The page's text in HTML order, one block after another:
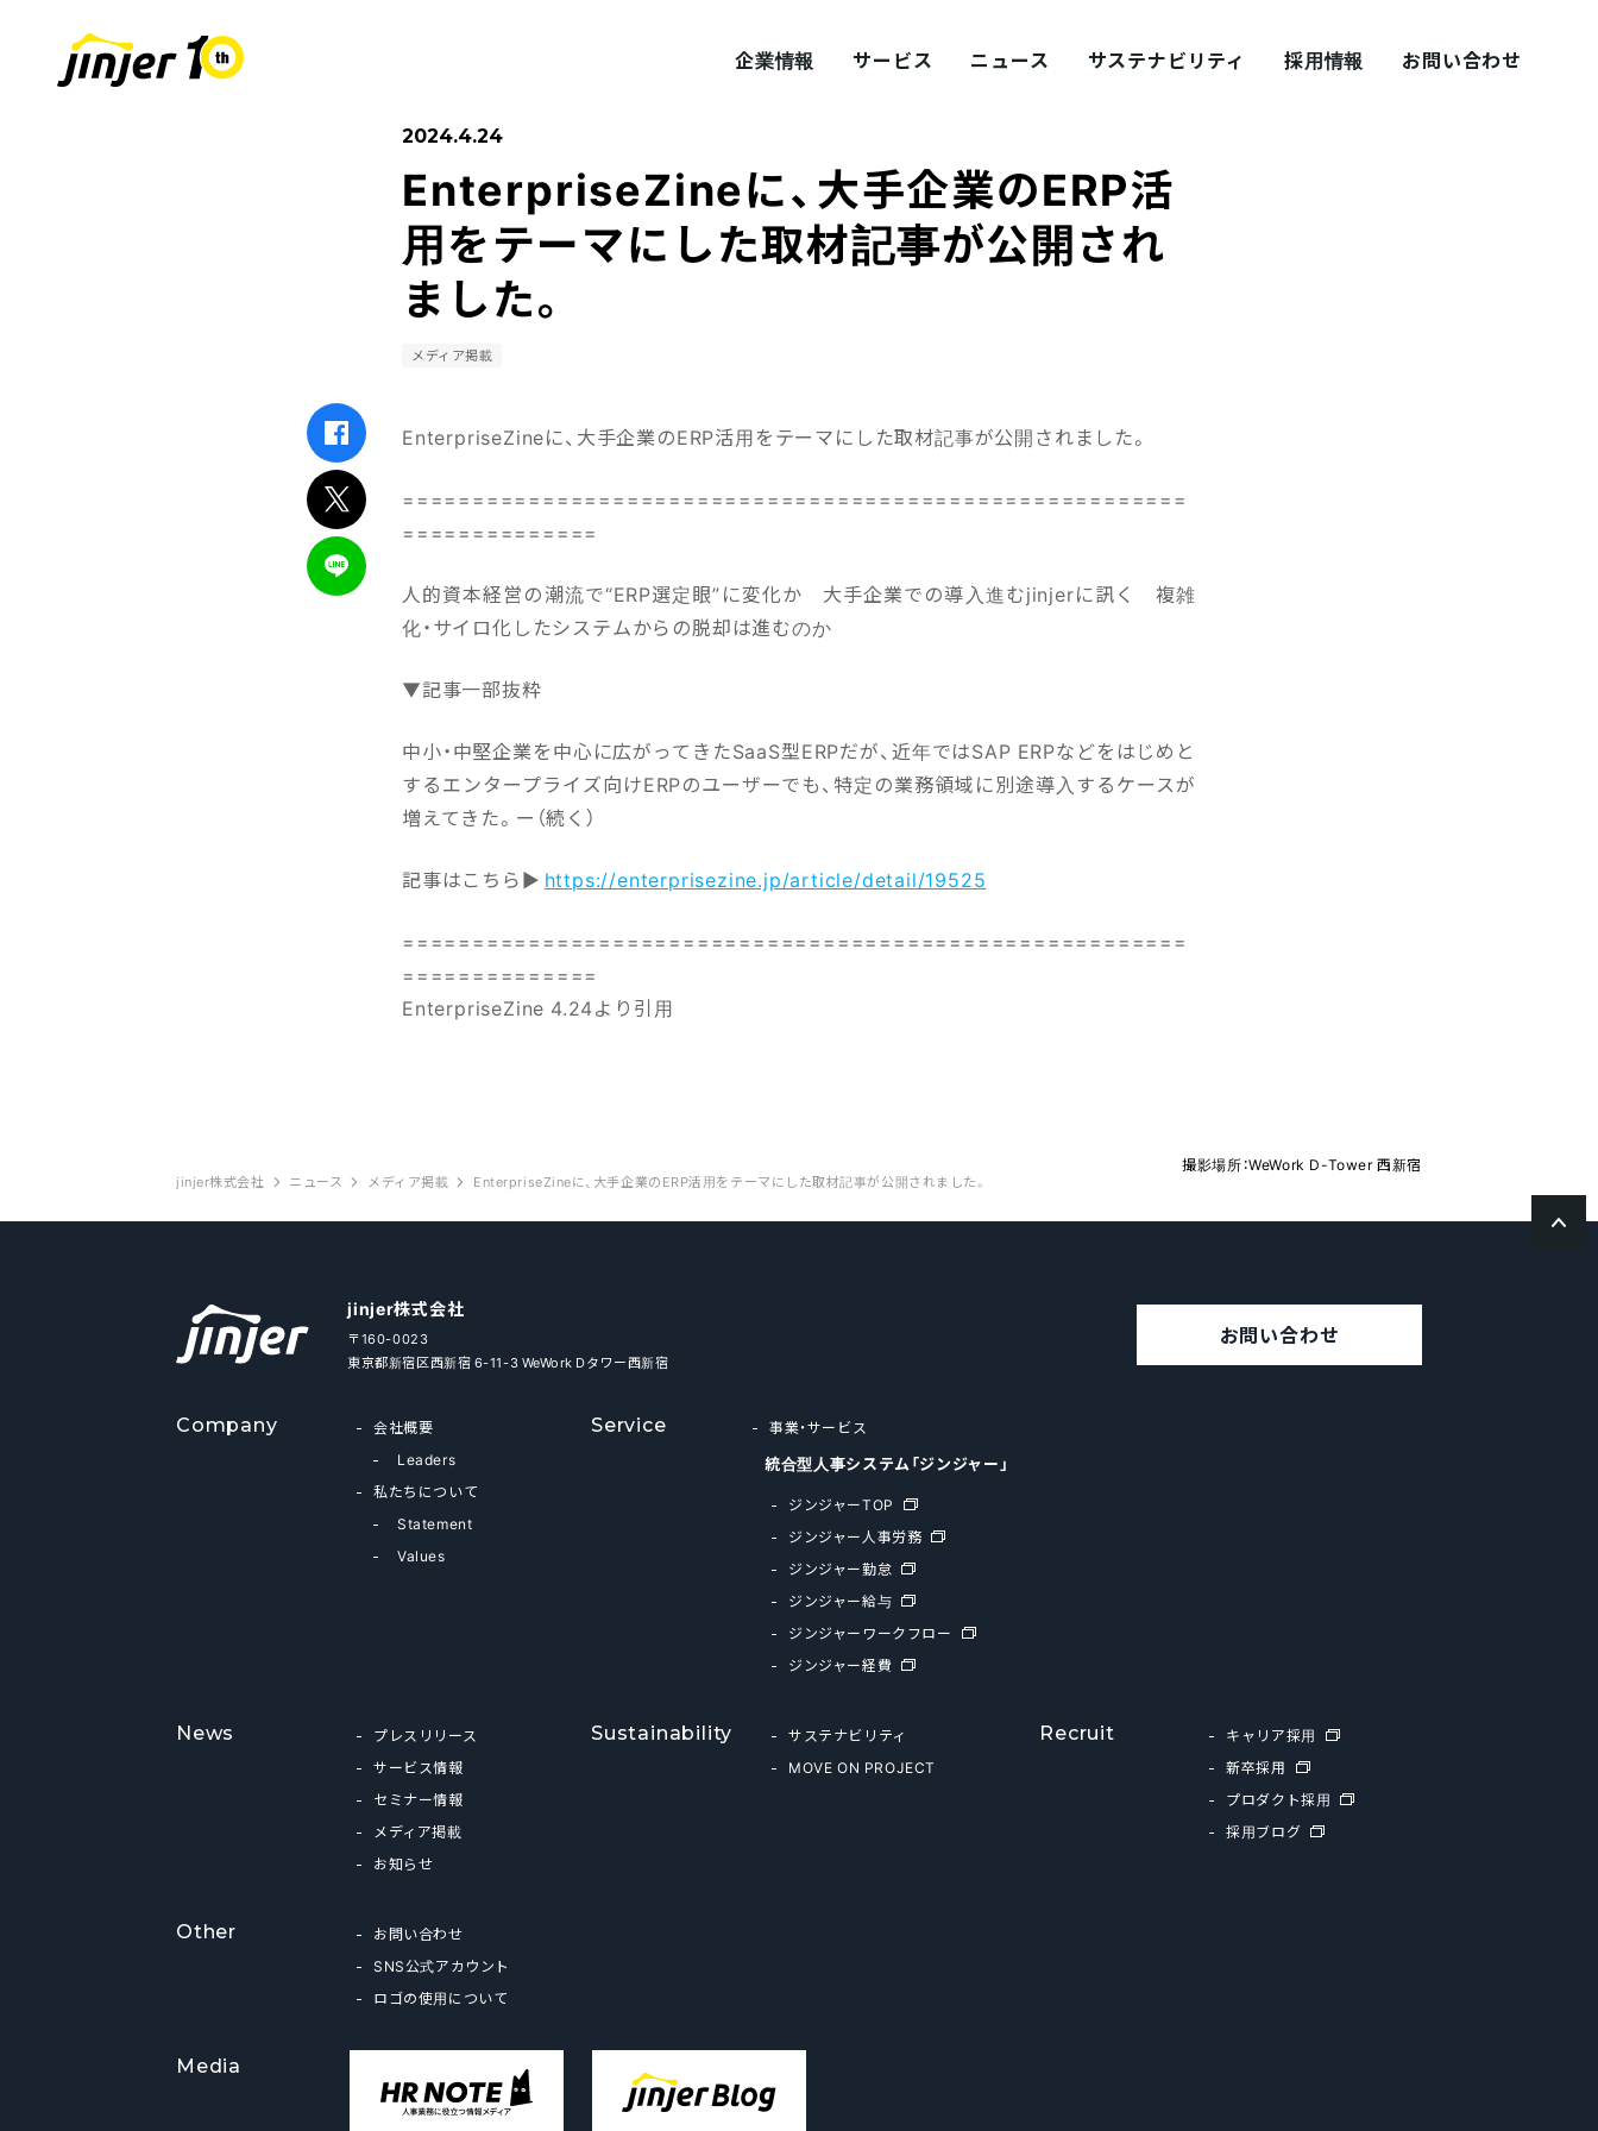
企業情報
COMPANY 会社概要
Statement
サービス ニュース サステナビリティ
SUSTAINABILITY サステナビリティ
採用情報
RECRUIT 採用情報
中途採用
お問い合わせ
2024.4.24
EnterpriseZineに、大手企業のERP活
用をテーマにした取材記事が公開され
ました。
メディア掲載
EnterpriseZineに、大手企業のERP活用をテーマにした取材記事が公開されました。
========================================================
==============
人的資本経営の潮流で“ERP選定眼”に変化か 大手企業での導入進むjinjerに訊く 複雑
化・サイロ化したシステムからの脱却は進むのか
▼記事一部抜粋
中小・中堅企業を中心に広がってきたSaaS型ERPだが、近年ではSAP ERPなどをはじめと
するエンタープライズ向けERPのユーザーでも、特定の業務領域に別途導入するケースが
増えてきた。ー（続く）
記事はこちら▶ https://enterprisezine.jp/article/detail/19525
========================================================
==============
EnterpriseZine 4.24より引用
jinjer株式会社 ニュース メディア掲載 EnterpriseZineに、大手企業のERP活用をテーマにした取材記事が公開されました。
撮影場所：WeWork D-Tower 西新宿
jinjer株式会社
〒160-0023
東京都新宿区西新宿 6-11-3 WeWork Dタワー西新宿
お問い合わせ
Company
会社概要
Leaders
私たちについて
Statement
Values
Service 事業・サービス
統合型人事システム「ジンジャー」
ジンジャーTOP
ジンジャー人事労務
ジンジャー勤怠
ジンジャー給与
ジンジャーワークフロー
ジンジャー経費
News
プレスリリース
サービス情報
セミナー情報
メディア掲載
お知らせ
Sustainability
サステナビリティ
MOVE ON PROJECT
Recruit
キャリア採用
新卒採用
プロダクト採用
採用ブログ
Other
お問い合わせ
SNS公式アカウント
ロゴの使用について
Media